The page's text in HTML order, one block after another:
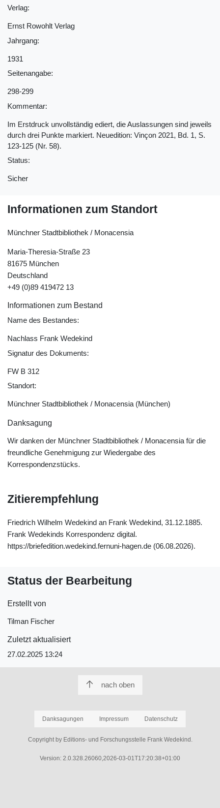
Verlag:
Ernst Rowohlt Verlag
Jahrgang:
1931
Seitenangabe:
298-299
Kommentar:
Im Erstdruck unvollständig ediert, die Auslassungen sind jeweils
durch drei Punkte markiert. Neuedition: Vinçon 2021, Bd. 1, S.
123-125 (Nr. 58).
Status:
Sicher
Informationen zum Standort
Münchner Stadtbibliothek / Monacensia
Maria-Theresia-Straße 23
81675 München
Deutschland
+49 (0)89 419472 13
Informationen zum Bestand
Name des Bestandes:
Nachlass Frank Wedekind
Signatur des Dokuments:
FW B 312
Standort:
Münchner Stadtbibliothek / Monacensia (München)
Danksagung
Wir danken der Münchner Stadtbibliothek / Monacensia für die
freundliche Genehmigung zur Wiedergabe des
Korrespondenzstücks.
Zitierempfehlung
Friedrich Wilhelm Wedekind an Frank Wedekind, 31.12.1885.
Frank Wedekinds Korrespondenz digital.
https://briefedition.wedekind.fernuni-hagen.de (06.08.2026).
Status der Bearbeitung
Erstellt von
Tilman Fischer
Zuletzt aktualisiert
27.02.2025 13:24
nach oben
Danksagungen Impressum Datenschutz
Copyright by Editions- und Forschungsstelle Frank Wedekind.
Version: 2.0.328.26060,2026-03-01T17:20:38+01:00